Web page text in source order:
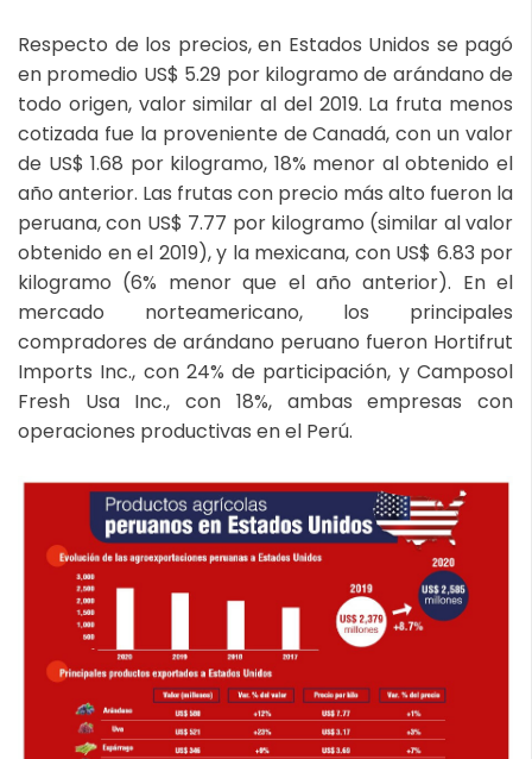
Respecto de los precios, en Estados Unidos se pagó
en promedio US$ 5.29 por kilogramo de arándano de
todo origen, valor similar al del 2019. La fruta menos
cotizada fue la proveniente de Canadá, con un valor
de US$ 1.68 por kilogramo, 18% menor al obtenido el
año anterior. Las frutas con precio más alto fueron la
peruana, con US$ 7.77 por kilogramo (similar al valor
obtenido en el 2019), y la mexicana, con US$ 6.83 por
kilogramo (6% menor que el año anterior). En el
mercado norteamericano, los principales
compradores de arándano peruano fueron Hortifrut
Imports Inc., con 24% de participación, y Camposol
Fresh Usa Inc., con 18%, ambas empresas con
operaciones productivas en el Perú.